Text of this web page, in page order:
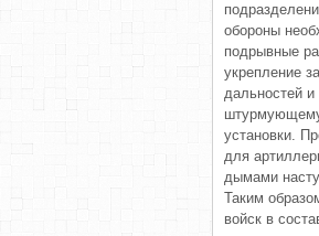
обороны
подрывные
укрепление
дальностей и
штурмующему
установки.
для
дымами
Таким
войск в